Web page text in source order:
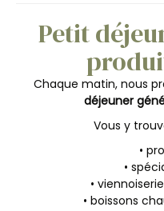
Petit
Chaque matin, nous
déjeuner
Vous y
•
•
•
• boissons